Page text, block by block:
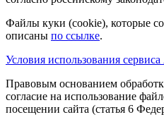
Файлы куки (cookie), которые
описаны по ссылке.
Условия использования
Правовым основанием
согласие на использование
посещении сайта (статья 6